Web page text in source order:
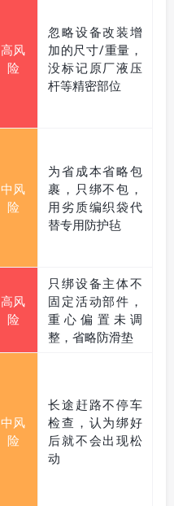
高风
险
忽略设备改装增
加的尺寸/重量，
没标记原厂液压
杆等精密部位
中风
险
为省成本省略包
裹，只绑不包，
用劣质编织袋代
替专用防护毡
高风
险
只绑设备主体不
固定活动部件，
重心偏置未调
整，省略防滑垫
中风
险
长途赶路不停车
检查，认为绑好
后就不会出现松
动